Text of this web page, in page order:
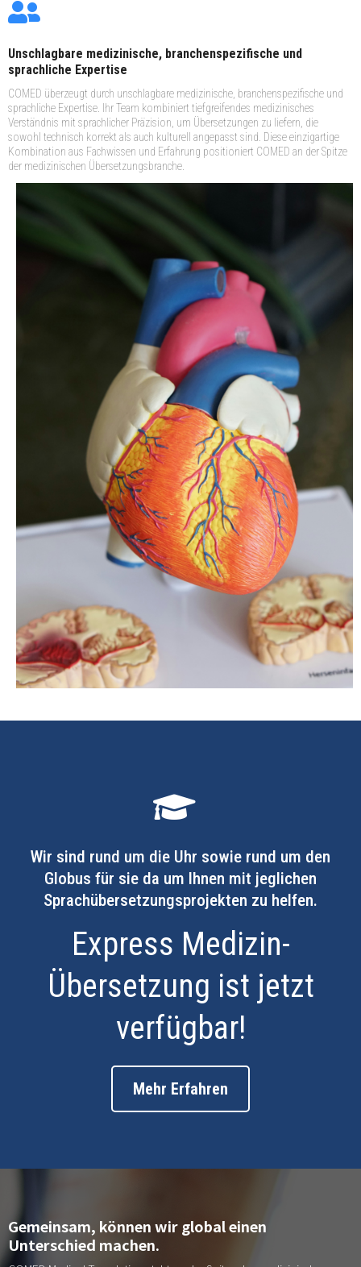
Unschlagbare medizinische, branchenspezifische und
sprachliche Expertise
COMED überzeugt durch unschlagbare medizinische, branchenspezifische und
sprachliche Expertise. Ihr Team kombiniert tiefgreifendes medizinisches
Verständnis mit sprachlicher Präzision, um Übersetzungen zu liefern, die
sowohl technisch korrekt als auch kulturell angepasst sind. Diese einzigartige
Kombination aus Fachwissen und Erfahrung positioniert COMED an der Spitze
der medizinischen Übersetzungsbranche.
Wir sind rund um die Uhr sowie rund um den
Globus für sie da um Ihnen mit jeglichen
Sprachübersetzungsprojekten zu helfen.
Express Medizin-
Übersetzung ist jetzt
verfügbar!
Mehr Erfahren
Gemeinsam, können wir global einen
Unterschied machen.